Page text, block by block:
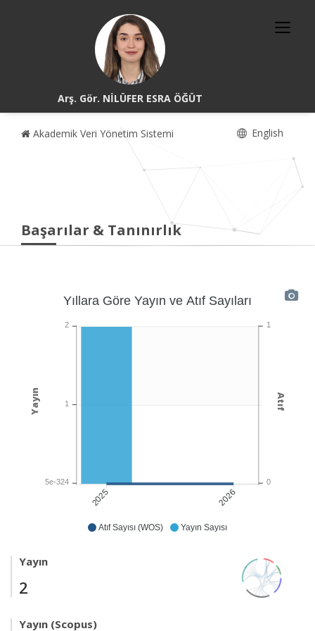
Arş. Gör. NİLÜFER ESRA ÖĞÜT
Akademik Veri Yönetim Sistemi English
Başarılar & Tanınırlık
Atıf Sayısı (WOS) Yayın Sayısı
2025 2026
Yıllara Göre Yayın ve Atıf Sayıları
1
0
Atıf
2
1
5e-324
Yayın
Yayın
2
Yayın (Scopus)